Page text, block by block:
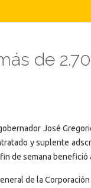
de
José
y suplente
de semana benefició
de la